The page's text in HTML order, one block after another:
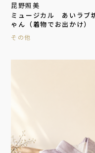
昆野照美
ミュージカル あいラブ
ゃん（着物でお出かけ）
その他